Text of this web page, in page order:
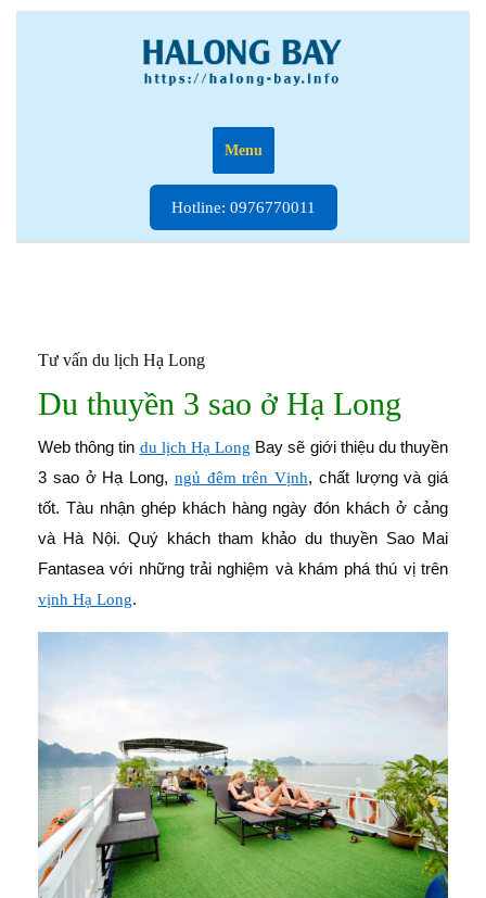
Menu
Hotline: 0976770011
0976770011
Tư vấn du lịch Hạ Long
Du thuyền 3 sao ở Hạ Long
Web thông tin du lịch Hạ Long Bay sẽ giới thiệu du thuyền
3 sao ở Hạ Long, ngủ đêm trên Vịnh, chất lượng và giá
tốt. Tàu nhận ghép khách hàng ngày đón khách ở cảng
và Hà Nội. Quý khách tham khảo du thuyền Sao Mai
Fantasea với những trải nghiệm và khám phá thú vị trên
vịnh Hạ Long.